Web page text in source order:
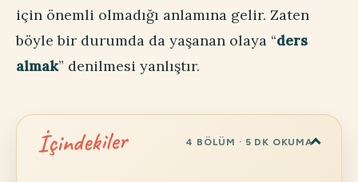
için önemli olmadığı anlamına gelir. Zaten
böyle bir durumda da yaşanan olaya “ders
almak” denilmesi yanlıştır.
İçindekiler 4 BÖLÜM · 5 DK OKUMA